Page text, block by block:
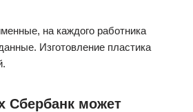
на каждого работника
Изготовление пластика
Сбербанк может